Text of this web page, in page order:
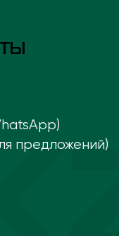
предложений)